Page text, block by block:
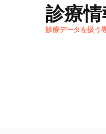
診療
診療データを扱う